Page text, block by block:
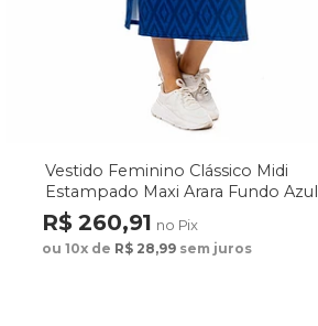
Vestido Feminino Clássico Midi
Estampado Maxi Arara Fundo Azul
R$ 260,91 no Pix
ou 10x de R$ 28,99 sem juros